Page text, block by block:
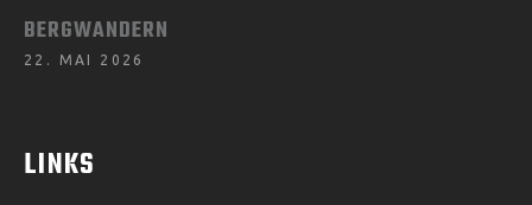
BERGWANDERN
22. MAI 2026
LINKS